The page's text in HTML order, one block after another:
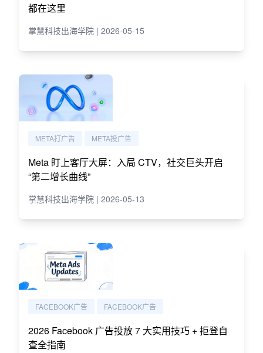
都在这里
掌慧科技出海学院 | 2026-05-15
META打广告 META投广告
Meta 盯上客厅大屏：入局 CTV，社交巨头开启
“第二增长曲线”
掌慧科技出海学院 | 2026-05-13
FACEBOOK广告 FACEBOOK广告
2026 Facebook 广告投放 7 大实用技巧 + 拒登自
查全指南